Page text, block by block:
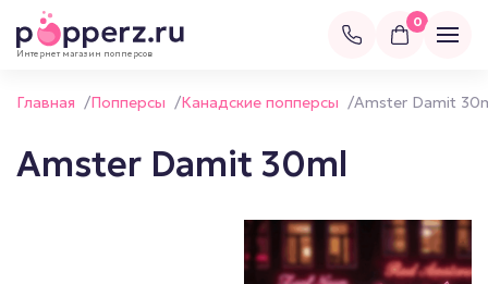
Интернет магазин попперсов
0
Главная /Попперсы /Канадские попперсы /Amster Damit
Amster Damit 30ml